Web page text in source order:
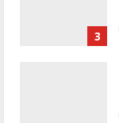
3